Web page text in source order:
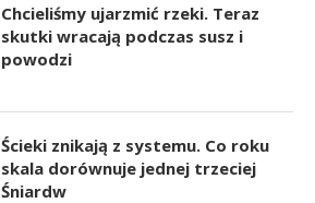
Chcieliśmy ujarzmić rzeki. Teraz
skutki wracają podczas susz i
powodzi
Ścieki znikają z systemu. Co roku
skala dorównuje jednej trzeciej
Śniardw